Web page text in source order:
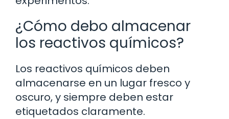
¿Cómo debo almacenar
los reactivos químicos?
Los reactivos químicos deben
almacenarse en un lugar fresco y
oscuro, y siempre deben estar
etiquetados claramente.